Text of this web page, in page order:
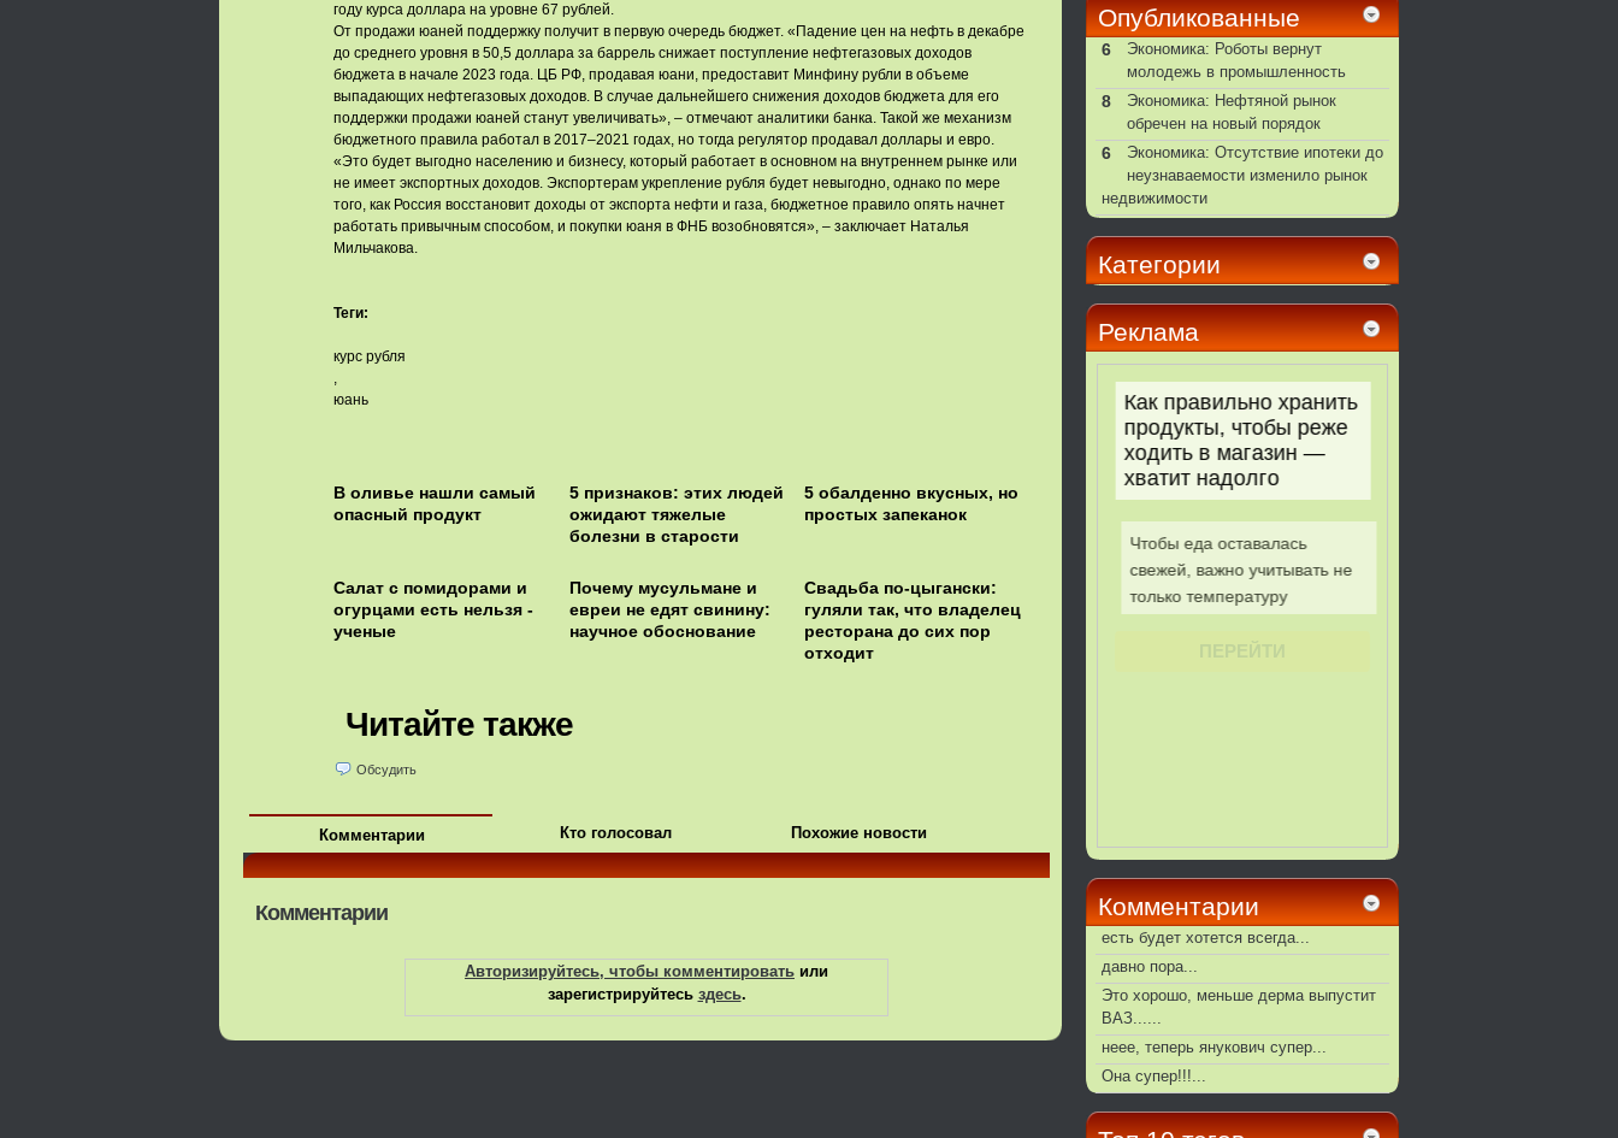
году курса доллара на уровне 67 рублей.
От продажи юаней поддержку получит в первую очередь бюджет. «Падение цен на нефть в декабре
до среднего уровня в 50,5 доллара за баррель снижает поступление нефтегазовых доходов
бюджета в начале 2023 года. ЦБ РФ, продавая юани, предоставит Минфину рубли в объеме
выпадающих нефтегазовых доходов. В случае дальнейшего снижения доходов бюджета для его
поддержки продажи юаней станут увеличивать», – отмечают аналитики банка. Такой же механизм
бюджетного правила работал в 2017–2021 годах, но тогда регулятор продавал доллары и евро.
«Это будет выгодно населению и бизнесу, который работает в основном на внутреннем рынке или
не имеет экспортных доходов. Экспортерам укрепление рубля будет невыгодно, однако по мере
того, как Россия восстановит доходы от экспорта нефти и газа, бюджетное правило опять начнет
работать привычным способом, и покупки юаня в ФНБ возобновятся», – заключает Наталья
Мильчакова.
Теги:
курс рубля
,
юань
В оливье нашли самый
опасный продукт
5 признаков: этих людей
ожидают тяжелые
болезни в старости
5 обалденно вкусных, но
простых запеканок
Салат с помидорами и
огурцами есть нельзя -
ученые
Почему мусульмане и
евреи не едят свинину:
научное обоснование
Свадьба по-цыгански:
гуляли так, что владелец
ресторана до сих пор
отходит
Читайте также
Обсудить
Комментарии Кто голосовал Похожие новости
Комментарии
Авторизируйтесь, чтобы комментировать или
зарегистрируйтесь здесь.
Опубликованные
6
Экономика: Роботы вернут
молодежь в промышленность
8
Экономика: Нефтяной рынок
обречен на новый порядок
6
Экономика: Отсутствие ипотеки до
неузнаваемости изменило рынок
недвижимости
Категории
Реклама
Комментарии
есть будет хотется всегда...
давно пора...
Это хорошо, меньше дерма выпустит
ВАЗ......
неее, теперь янукович супер...
Она супер!!!...